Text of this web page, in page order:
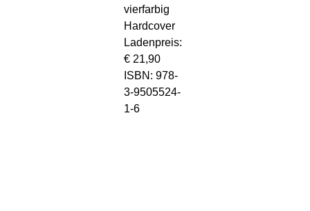
vierfarbig
Hardcover
Ladenpreis:
€ 21,90
ISBN: 978-
3-9505524-
1-6